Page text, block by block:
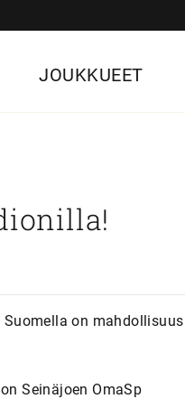
JOUKKUEET
on mahdollisuus
Seinäjoen OmaSp